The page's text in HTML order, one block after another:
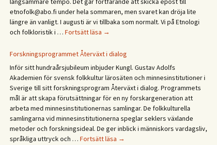
etnofolk@abo.fi under hela sommaren, men svaret kan dröja lite
längre än vanligt. I augusti är vi tillbaka som normalt. Vi på Etnologi
och folkloristik i … Fortsätt läsa Glad
God
Gleðilegt
sumar!
Hyvää
kesää!
Happy
summer!
→
Forskningsprogrammet Återväxt i dialog
Inför sitt hundraårsjubileum inbjuder Kungl. Gustav Adolfs
Akademien för svensk folkkultur lärosäten och minnesinstitutioner i
Sverige till sitt forskningsprogram Återväxt i dialog. Programmets
mål är att skapa förutsättningar för en ny forskargeneration att
arbeta med minnesinstitutionernas samlingar. De folkkulturella
samlingarna vid minnesinstitutionerna speglar seklers växlande
metoder och forskningsideal. De ger inblick i människors vardagsliv,
språkliga uttryck och … Fortsätt läsa Forskningsprogrammet
→